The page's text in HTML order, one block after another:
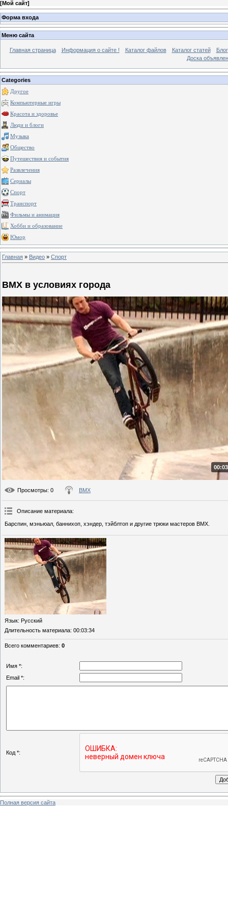
[Мой сайт]
Форма входа
Меню сайта
Главная страница Информация о сайте ! Каталог файлов Каталог статей
Блог
Доска
Categories
Другое
Компьютерные игры
Красота и здоровье
Люди и блоги
Музыка
Общество
Путешествия и события
Развлечения
Сериалы
Спорт
Транспорт
Фильмы и анимация
Хобби и образование
Юмор
Главная » Видео » Спорт
BMX в условиях города
Просмотры: 0 BMX
Описание материала:
Барспин, мэньюал, баннихоп, хэндер, тэйблтоп и другие трюки мастеров BMX.
Язык: Русский
Длительность материала: 00:03:34
Всего комментариев: 0
Имя *:
Email *:
Код *:
Полная версия сайта